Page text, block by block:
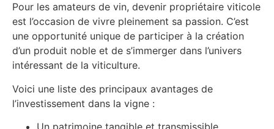
Pour les amateurs de vin, devenir propriétaire viticole
est l’occasion de vivre pleinement sa passion. C’est
une opportunité unique de participer à la création
d’un produit noble et de s’immerger dans l’univers
intéressant de la viticulture.
Voici une liste des principaux avantages de
l’investissement dans la vigne :